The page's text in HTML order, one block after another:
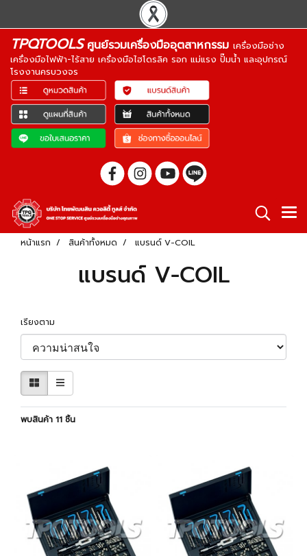
TPQTOOLSศูนย์รวมเครื่องมืออุตสาหกรรม เครื่องมือช่าง
เครื่องมือไฟฟ้า-ไร้สาย เครื่องมือไฮโดรลิค รอก แม่แรง ปั๊มน้ำ และอุปกรณ์
โรงงานครบวงจร
หน้าแรก สินค้าทั้งหมด แบรนด์ V-COIL
แบรนด์ V-COIL
เรียงตาม
พบสินค้า 11 ชิ้น